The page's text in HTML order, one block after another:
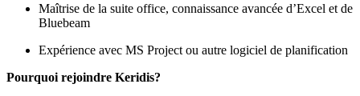
Maîtrise de la suite office, connaissance avancée d’Excel et de
Bluebeam
Expérience avec MS Project ou autre logiciel de planification
Pourquoi rejoindre Keridis?